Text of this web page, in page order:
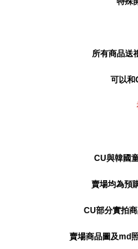
所有商品送
可以和
CU與韓國
賣場均為預
CU部分實拍
賣場商品圖及md